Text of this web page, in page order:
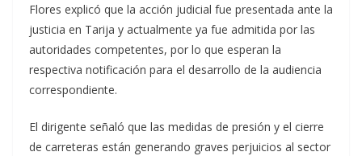
Flores explicó que la acción judicial fue presentada ante la
justicia en Tarija y actualmente ya fue admitida por las
autoridades competentes, por lo que esperan la
respectiva notificación para el desarrollo de la audiencia
correspondiente.
El dirigente señaló que las medidas de presión y el cierre
de carreteras están generando graves perjuicios al sector